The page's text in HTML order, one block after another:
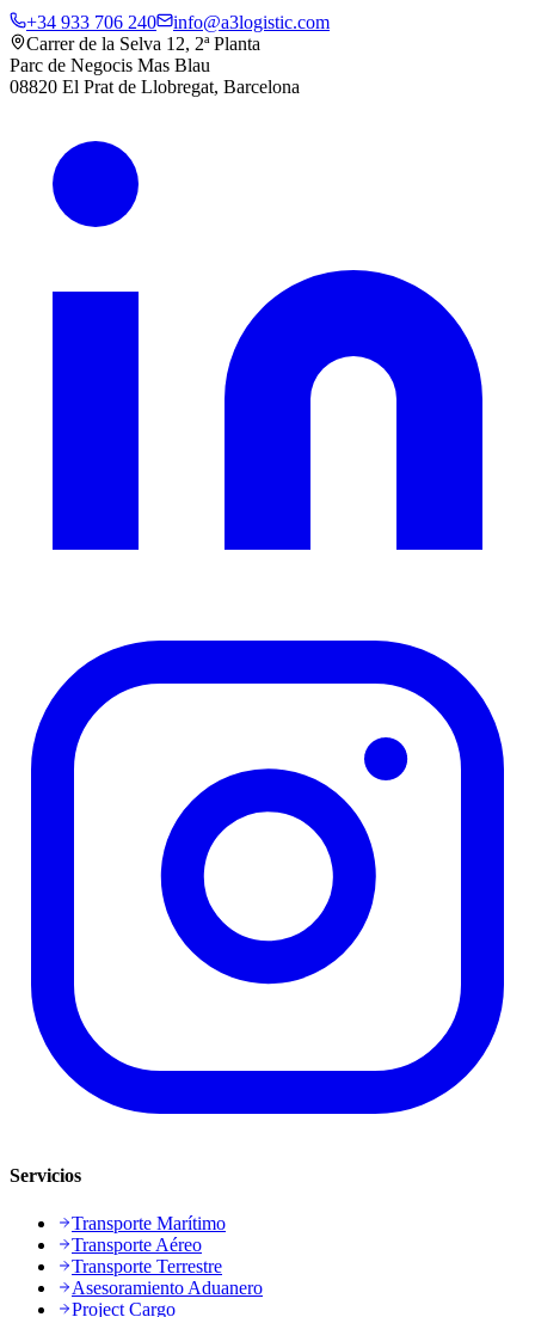
+34 933 706 240
info@a3logistic.com
Carrer de la Selva 12, 2ª Planta
Parc de Negocis Mas Blau
08820 El Prat de Llobregat, Barcelona
Servicios
Transporte Marítimo
Transporte Aéreo
Transporte Terrestre
Asesoramiento Aduanero
Project Cargo